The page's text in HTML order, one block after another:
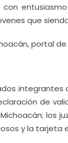
que
portal
integrantes
de
los
y la tarjeta